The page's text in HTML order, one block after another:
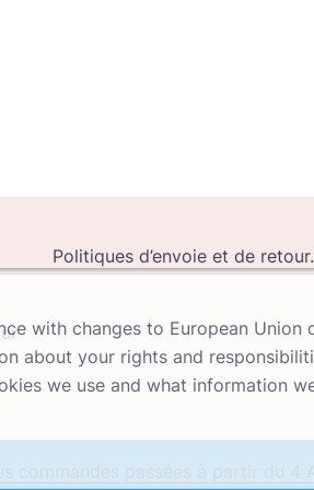
commandes passées à partir du
Politiques d’envoie et de retour.
with changes to European Union
about your rights and
we use and what information